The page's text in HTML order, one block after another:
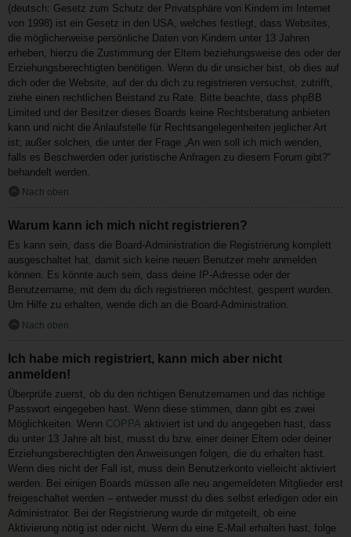
(deutsch: Gesetz zum Schutz der Privatsphäre von Kindern im Internet
von 1998) ist ein Gesetz in den USA, welches festlegt, dass Websites,
die möglicherweise persönliche Daten von Kindern unter 13 Jahren
erheben, hierzu die Zustimmung der Eltern beziehungsweise des oder der
Erziehungsberechtigten benötigen. Wenn du dir unsicher bist, ob dies auf
dich oder die Website, auf der du dich zu registrieren versuchst, zutrifft,
ziehe einen rechtlichen Beistand zu Rate. Bitte beachte, dass phpBB
Limited und der Besitzer dieses Boards keine Rechtsberatung anbieten
kann und nicht die Anlaufstelle für Rechtsangelegenheiten jeglicher Art
ist; außer solchen, die unter der Frage „An wen soll ich mich wenden,
falls es Beschwerden oder juristische Anfragen zu diesem Forum gibt?“
behandelt werden.
Nach oben
Warum kann ich mich nicht registrieren?
Es kann sein, dass die Board-Administration die Registrierung komplett
ausgeschaltet hat, damit sich keine neuen Benutzer mehr anmelden
können. Es könnte auch sein, dass deine IP-Adresse oder der
Benutzername, mit dem du dich registrieren möchtest, gesperrt wurden.
Um Hilfe zu erhalten, wende dich an die Board-Administration.
Nach oben
Ich habe mich registriert, kann mich aber nicht
anmelden!
Überprüfe zuerst, ob du den richtigen Benutzernamen und das richtige
Passwort eingegeben hast. Wenn diese stimmen, dann gibt es zwei
Möglichkeiten. Wenn COPPA aktiviert ist und du angegeben hast, dass
du unter 13 Jahre alt bist, musst du bzw. einer deiner Eltern oder deiner
Erziehungsberechtigten den Anweisungen folgen, die du erhalten hast.
Wenn dies nicht der Fall ist, muss dein Benutzerkonto vielleicht aktiviert
werden. Bei einigen Boards müssen alle neu angemeldeten Mitglieder erst
freigeschaltet werden – entweder musst du dies selbst erledigen oder ein
Administrator. Bei der Registrierung wurde dir mitgeteilt, ob eine
Aktivierung nötig ist oder nicht. Wenn du eine E-Mail erhalten hast, folge